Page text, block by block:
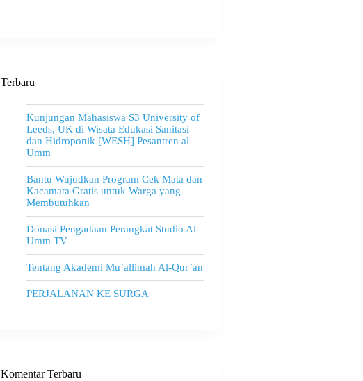
Terbaru
Kunjungan Mahasiswa S3 University of
Leeds, UK di Wisata Edukasi Sanitasi
dan Hidroponik [WESH] Pesantren al
Umm
Bantu Wujudkan Program Cek Mata dan
Kacamata Gratis untuk Warga yang
Membutuhkan
Donasi Pengadaan Perangkat Studio Al-
Umm TV
Tentang Akademi Mu’allimah Al-Qur’an
PERJALANAN KE SURGA
Komentar Terbaru